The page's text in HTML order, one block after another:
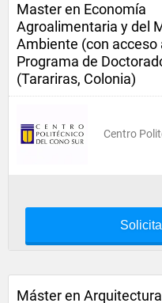
Master en Economía
Agroalimentaria y del
Ambiente (con acceso
Programa de
(Tarariras, Colonia)
Centro
Máster en Arquitectura